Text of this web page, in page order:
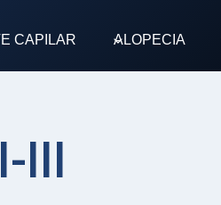
CAPILAR ALOPECIA
III